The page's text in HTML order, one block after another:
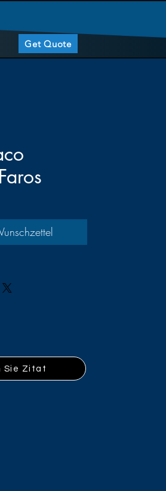
Get Quote
Sie Zitat